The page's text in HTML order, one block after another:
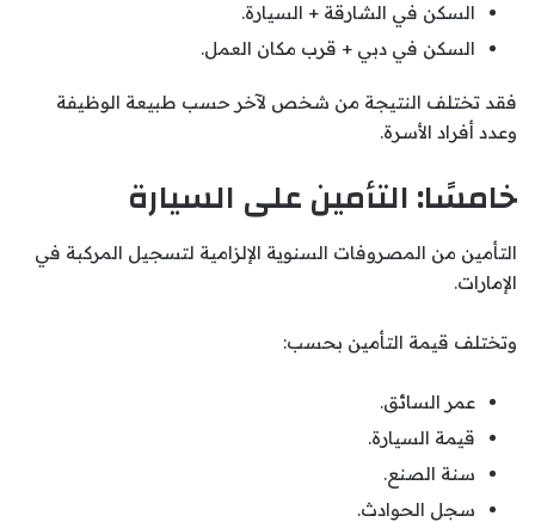
السكن في الشارقة + السيارة.
السكن في دبي + قرب مكان العمل.
فقد تختلف النتيجة من شخص لآخر حسب طبيعة الوظيفة
وعدد أفراد الأسرة.
خامسًا: التأمين على السيارة
التأمين من المصروفات السنوية الإلزامية لتسجيل المركبة في
الإمارات.
وتختلف قيمة التأمين بحسب:
عمر السائق.
قيمة السيارة.
سنة الصنع.
سجل الحوادث.